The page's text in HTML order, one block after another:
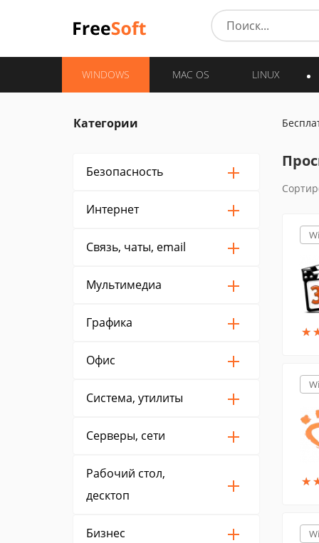
WINDOWS MAC OS LINUX
Категории
Безопасность
Интернет
Связь, чаты, email
Мультимедиа
Графика
Офис
Система, утилиты
Серверы, сети
Рабочий стол,
десктоп
Бизнес
★
★
★
★